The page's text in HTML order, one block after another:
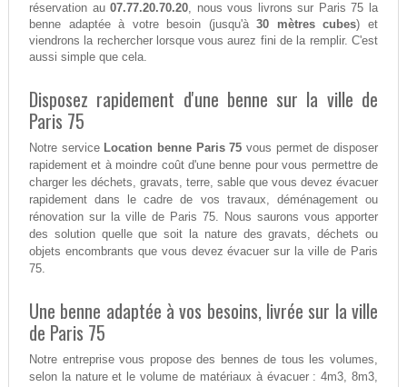
réservation au07.77.20.70.20, nous vous livrons sur Paris 75 la
benne adaptée à votre besoin (jusqu'à30 mètres cubes) et
viendrons la rechercher lorsque vous aurez fini de la remplir. C'est
aussi simple que cela.
Disposez rapidement d'une benne sur la ville de
Paris 75
Notre service Location benne Paris 75 vous permet de disposer
rapidement et à moindre coût d'une benne pour vous permettre de
charger les déchets, gravats, terre, sable que vous devez évacuer
rapidement dans le cadre de vos travaux, déménagement ou
rénovation sur la ville de Paris 75. Nous saurons vous apporter
des solution quelle que soit la nature des gravats, déchets ou
objets encombrants que vous devez évacuer sur la ville de Paris
75.
Une benne adaptée à vos besoins, livrée sur la ville
de Paris 75
Notre entreprise vous propose des bennes de tous les volumes,
selon la nature et le volume de matériaux à évacuer : 4m3, 8m3,